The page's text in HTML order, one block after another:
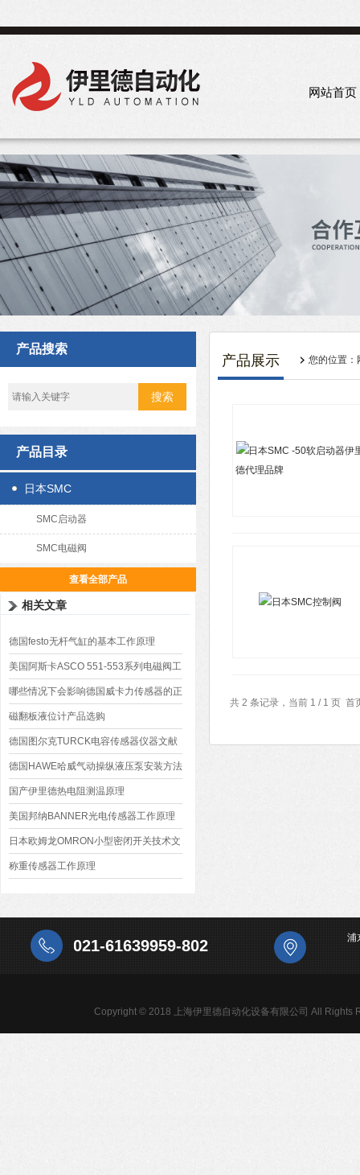
网站首页
产品搜索
产品目录
日本SMC
SMC启动器
SMC电磁阀
查看全部产品
相关文章
德国festo无杆气缸的基本工作原理
美国阿斯卡ASCO 551-553系列电磁阀工
作原理
哪些情况下会影响德国威卡力传感器的正
常工作
磁翻板液位计产品选购
德国图尔克TURCK电容传感器仪器文献
德国HAWE哈威气动操纵液压泵安装方法
国产伊里德热电阻测温原理
美国邦纳BANNER光电传感器工作原理
日本欧姆龙OMRON小型密闭开关技术文
章
称重传感器工作原理
产品展示 您的位置：
共 2 条记录，当前 1 / 1 页
021-61639959-802 浦
Copyright © 2018 上海伊里德自动化设备有限公司 All Rights